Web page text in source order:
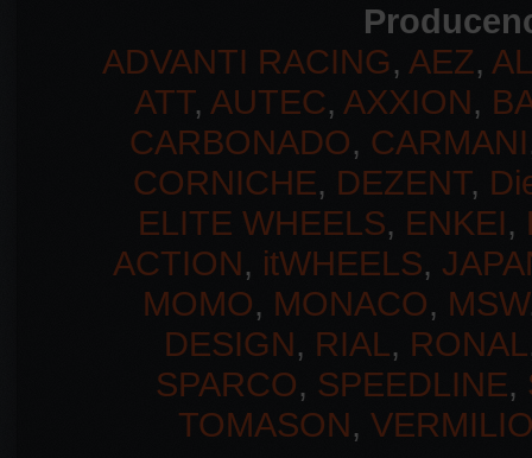
ADVANTI RACING, AEZ,
ATT, AUTEC, AXXION,
CARBONADO, CARMANI
CORNICHE, DEZENT,
ELITE WHEELS, ENKEI,
ACTION, itWHEELS,
MOMO, MONACO, MSW
DESIGN, RIAL, RONAL
SPARCO, SPEEDLINE,
TOMASON,